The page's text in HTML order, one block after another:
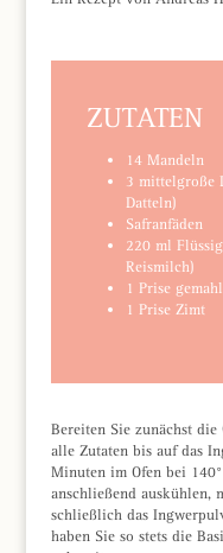
ZUTATEN
14 Mandeln
3 mittelgroße
Datteln)
Safranfäden
220 ml
Reismilch)
1 Prise
1 Prise Zimt
Bereiten Sie zunächst
alle Zutaten bis auf das
Minuten im Ofen bei
anschließend auskühlen,
schließlich das
haben Sie so stets die